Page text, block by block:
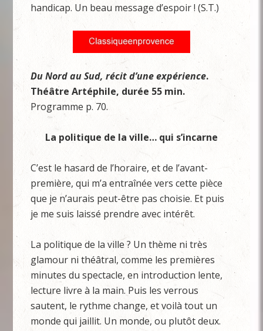
handicap. Un beau message d’espoir ! (S.T.)
Du Nord au Sud, récit d’une expérience.
Théâtre Artéphile, durée 55 min.
Programme p. 70.
La politique de la ville… qui s’incarne
C’est le hasard de l’horaire, et de l’avant-
première, qui m’a entraînée vers cette pièce
que je n’aurais peut-être pas choisie. Et puis
je me suis laissé prendre avec intérêt.
La politique de la ville ? Un thème ni très
glamour ni théâtral, comme les premières
minutes du spectacle, en introduction lente,
lecture livre à la main. Puis les verrous
sautent, le rythme change, et voilà tout un
monde qui jaillit. Un monde, ou plutôt deux.